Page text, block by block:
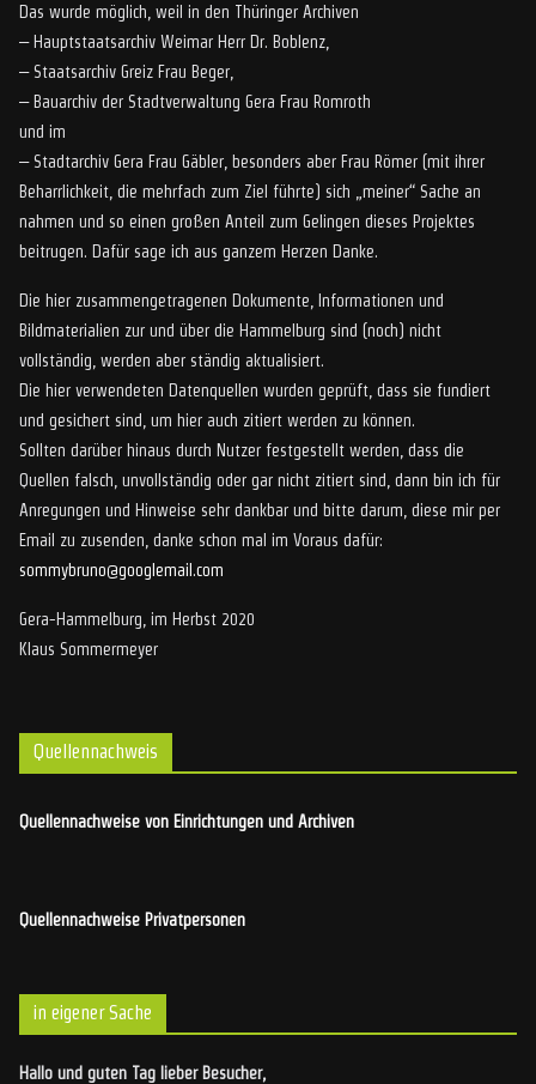
Das wurde möglich, weil in den Thüringer Archiven
– Hauptstaatsarchiv Weimar Herr Dr. Boblenz,
– Staatsarchiv Greiz Frau Beger,
– Bauarchiv der Stadtverwaltung Gera Frau Romroth
und im
– Stadtarchiv Gera Frau Gäbler, besonders aber Frau Römer (mit ihrer
Beharrlichkeit, die mehrfach zum Ziel führte) sich „meiner“ Sache an
nahmen und so einen großen Anteil zum Gelingen dieses Projektes
beitrugen. Dafür sage ich aus ganzem Herzen Danke.
Die hier zusammengetragenen Dokumente, Informationen und
Bildmaterialien zur und über die Hammelburg sind (noch) nicht
vollständig, werden aber ständig aktualisiert.
Die hier verwendeten Datenquellen wurden geprüft, dass sie fundiert
und gesichert sind, um hier auch zitiert werden zu können.
Sollten darüber hinaus durch Nutzer festgestellt werden, dass die
Quellen falsch, unvollständig oder gar nicht zitiert sind, dann bin ich für
Anregungen und Hinweise sehr dankbar und bitte darum, diese mir per
Email zu zusenden, danke schon mal im Voraus dafür:
sommybruno@googlemail.com
Gera-Hammelburg, im Herbst 2020
Klaus Sommermeyer
Quellennachweis
Quellennachweise von Einrichtungen und Archiven
Quellennachweise Privatpersonen
in eigener Sache
Hallo und guten Tag lieber Besucher,